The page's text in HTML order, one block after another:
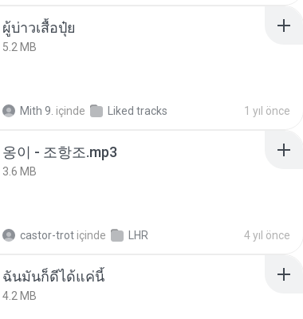
ผู้บ่าวเสื้อปุ๋ย
5.2 MB
Mith 9. içinde Liked tracks 1 yıl önce
옹이 - 조항조.mp3
3.6 MB
castor-trot içinde LHR 4 yıl önce
ฉันมันก็ดีได้แค่นี้
4.2 MB